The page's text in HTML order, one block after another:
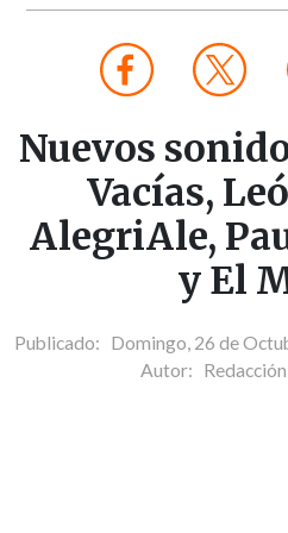
Nuevos
Vacías,
AlegriAle,
y El
Publicado: Domingo, 26 de
Autor: